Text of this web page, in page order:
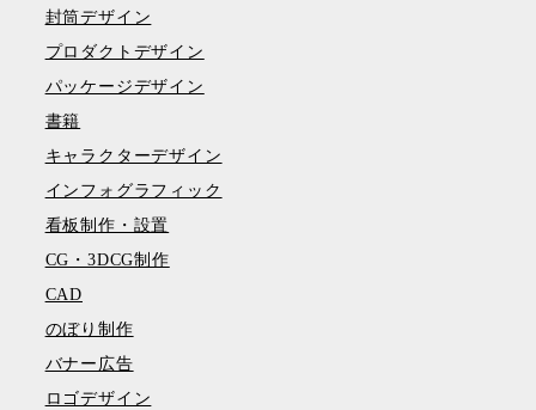
封筒デザイン
プロダクトデザイン
パッケージデザイン
書籍
キャラクターデザイン
インフォグラフィック
看板制作・設置
CG・3DCG制作
CAD
のぼり制作
バナー広告
ロゴデザイン